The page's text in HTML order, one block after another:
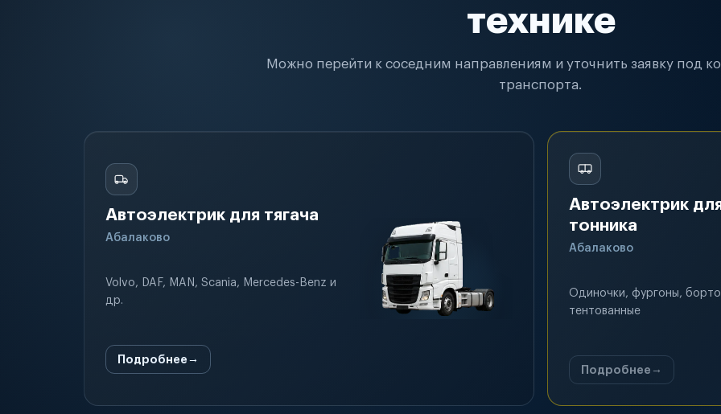
технике
Можно перейти к соседним направлениям и уточнить заявку под
транспорта.
Автоэлектрик для тягача
Абалаково
Volvo, DAF, MAN, Scania, Mercedes-Benz и
др.
Подробнее
Автоэлектрик
тонника
Абалаково
Одиночки, фургоны,
тентованные
Подробнее